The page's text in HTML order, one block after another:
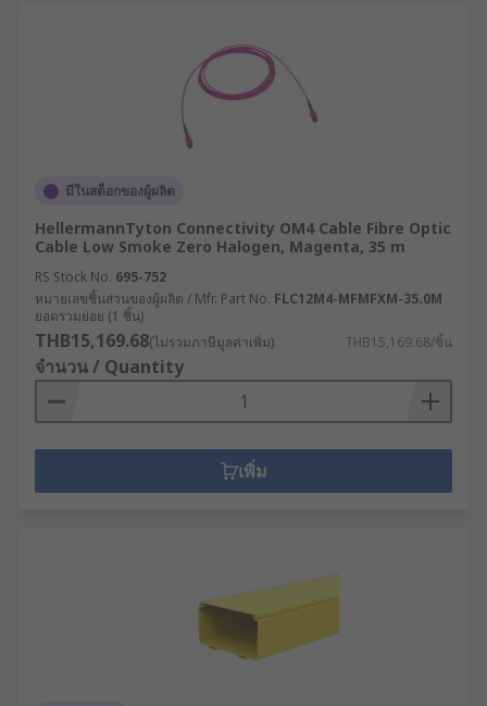
มีในสต็อกของผู้ผลิต
HellermannTyton Connectivity OM4 Cable Fibre Optic
Cable Low Smoke Zero Halogen, Magenta, 35 m
RS Stock No. 695-752
หมายเลขชิ้นส่วนของผู้ผลิต / Mfr. Part No. FLC12M4-MFMFXM-35.0M
ยอดรวมย่อย (1 ชิ้น)
THB15,169.68(ไม่รวมภาษีมูลค่าเพิ่ม) THB15,169.68/ชิ้น
จำนวน / Quantity
เพิ่ม